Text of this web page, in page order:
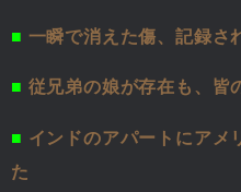
■ 一瞬で消えた傷、記録さ
■ 従兄弟の娘が存在も、皆
■ インドのアパートにアメ
た